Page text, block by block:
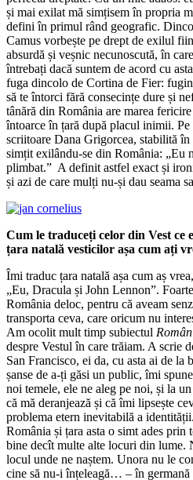
și mai exilat mă simțisem în propria
defini în primul rând geografic.
Camus vorbește pe drept de exilul
absurdă și veșnic necunoscută, în
întrebați dacă suntem de acord cu
fuga dincolo de Cortina de Fier:
să te întorci fără consecințe dure și
tânără din România are marea
întoarce în țară după placul inimii.
scriitoare Dana Grigorcea, stabilită
simțit exilându-se din România: „Eu
plimbat.” A definit astfel exact și
și azi de care mulți nu-și dau seama
Cum le traduceți celor din Vest ce
țara natală vesticilor așa cum ați
Îmi traduc țara natală așa cum aș
„Eu, Dracula și John Lennon”.
România deloc, pentru că aveam
transporta ceva, care oricum nu
Am ocolit mult timp subiectul
despre Vestul în care trăiam. A scrie
San Francisco, ei da, cu asta ai de la
șanse de a-ți găsi un public, îmi
noi temele, ele ne aleg pe noi, și la
că mă deranjează și că îmi lipsește
problema etern inevitabilă a
România și țara asta o simt ades
bine decît multe alte locuri din lume.
locul unde ne naștem. Unora nu le
cine să nu-i înțeleagă… – în germană